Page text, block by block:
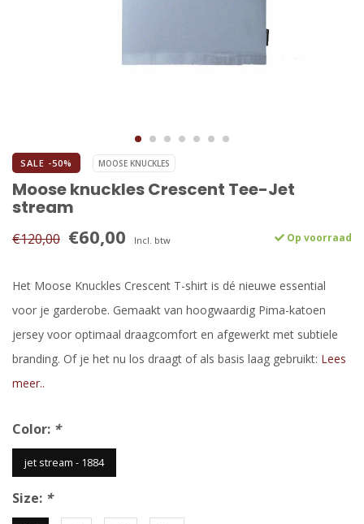
SALE -50% MOOSE KNUCKLES
Moose knuckles Crescent Tee-Jet
stream
€120,00 €60,00 Incl. btw Op voorraad
Het Moose Knuckles Crescent T-shirt is dé nieuwe essential
voor je garderobe. Gemaakt van hoogwaardig Pima-katoen
jersey voor optimaal draagcomfort en afgewerkt met subtiele
branding. Of je het nu los draagt of als basis laag gebruikt: Lees
meer..
Color: *
jet stream - 1884
Size: *